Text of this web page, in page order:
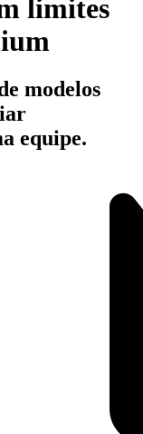
limites
modelos
equipe.